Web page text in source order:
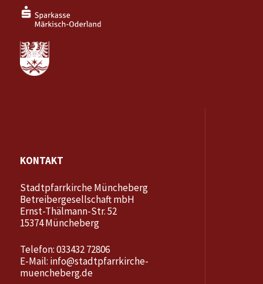
KONTAKT
Stadtpfarrkirche Müncheberg
Betreibergesellschaft mbH
Ernst-Thälmann-Str. 52
15374 Müncheberg
Telefon: 033432 72806
E-Mail: info@stadtpfarrkirche-
muencheberg.de